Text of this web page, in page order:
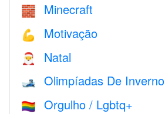
🧱 Minecraft
💪 Motivação
🎅 Natal
🎿 Olimpíadas De Inverno
🏳️‍🌈 Orgulho / Lgbtq+